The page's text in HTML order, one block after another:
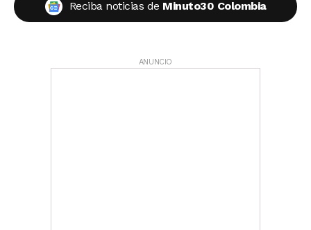
Reciba noticias de Minuto30 Colombia
ANUNCIO